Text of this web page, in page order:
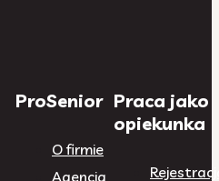
ProSenior
O firmie
Agencja
Praca jako
opiekunka